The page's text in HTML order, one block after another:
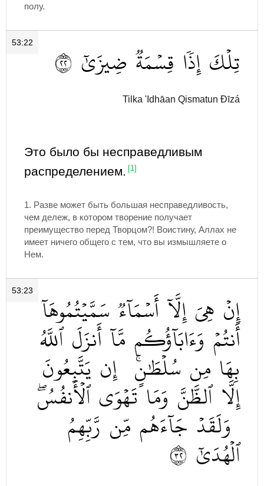
полу.
53:22 تِلۡكَ إِذٗا قِسۡمَةٞ ضِيزَىٰٓ ٢٢
Tilka 'Idhāan Qismatun Đīzá
Это было бы несправедливым
распределением.
[1]
1. Разве может быть большая несправедливость,
чем дележ, в котором творение получает
преимущество перед Творцом?! Воистину, Аллах не
имеет ничего общего с тем, что вы измышляете о
Нем.
53:23 إِنۡ هِيَ إِلَّآ أَسۡمَآءٞ سَمَّيۡتُمُوهَآ
أَنتُمۡ وَءَابَآؤُكُم مَّآ أَنزَلَ ٱللَّهُ
بِهَا مِن سُلۡطَٰنٍۚ إِن يَتَّبِعُونَ
إِلَّا ٱلظَّنَّ وَمَا تَهۡوَى ٱلۡأَنفُسُۖ
وَلَقَدۡ جَآءَهُم مِّن رَّبِّهِمُ
ٱلۡهُدَىٰٓ ٢٣